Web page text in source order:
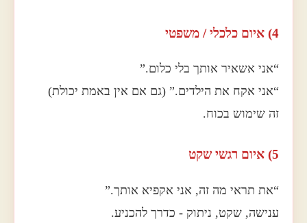
4) איום כלכלי / משפטי
“אני אשאיר אותך בלי כלום.”
“אני אקח את הילדים.” (גם אם אין באמת יכולת)
זה שימוש בכוח.
5) איום רגשי שקט
“את תראי מה זה, אני אקפיא אותך.”
ענישה, שקט, ניתוק - כדרך להכניע.